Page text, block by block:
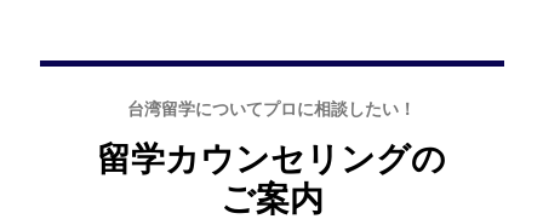
台湾留学についてプロに相談したい！
留学カウンセリングの
ご案内